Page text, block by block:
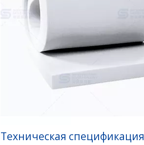
Техническая спецификация